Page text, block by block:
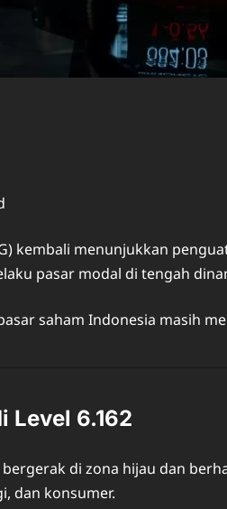
kembali menunjukkan
pasar modal di tengah
saham Indonesia masih
Level 6.162
di zona hijau dan
dan konsumer.